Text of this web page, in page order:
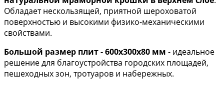
Обладает нескользящей, приятной шероховатой
поверхностью и высокими физико-механическими
свойствами.
Большой размер плит - 600х300х80 мм - идеальное
решение для благоустройства городских площадей,
пешеходных зон, тротуаров и набережных.